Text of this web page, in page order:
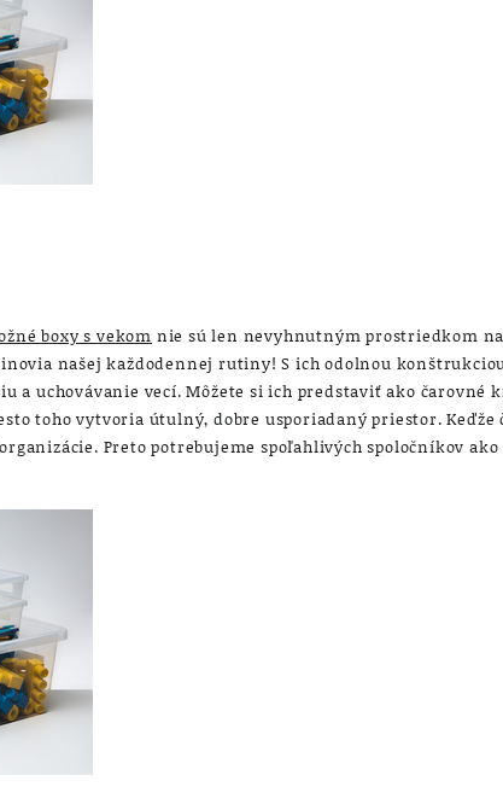
boxy s vekom nie sú len nevyhnutným prostriedkom
našej každodennej rutiny! S ich odolnou
a uchovávanie vecí. Môžete si ich predstaviť ako čarovné
toho vytvoria útulný, dobre usporiadaný priestor. Keďže
Preto potrebujeme spoľahlivých spoločníkov ako